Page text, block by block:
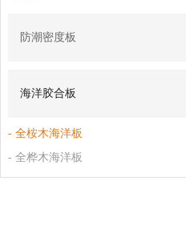
防潮密度板
海洋胶合板
- 全桉木海洋板
- 全桦木海洋板